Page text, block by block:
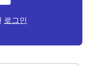
로그인